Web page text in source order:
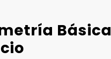
Básica